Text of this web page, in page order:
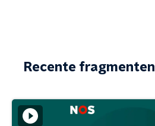
Recente fragmenten